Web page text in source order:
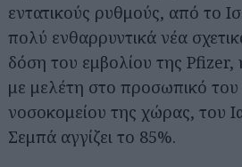
εντατικούς ρυθμούς, από το
πολύ ενθαρρυντικά νέα
δόση του εμβολίου της
με μελέτη στο προσωπικό
νοσοκομείου της χώρας, του
Σεμπά αγγίζει το 85%.